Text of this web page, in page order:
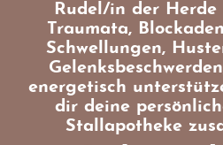
Rudel/in der Herde
Traumata,
Schwellungen,
energetisch
dir deine
Stallapotheke